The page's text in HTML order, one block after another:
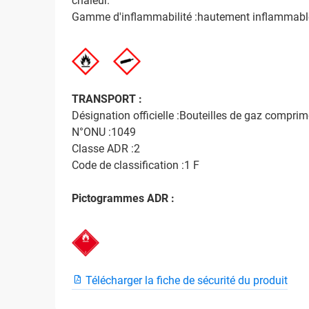
Gamme d'inflammabilité :hautement
TRANSPORT :
Désignation officielle :Bouteilles de gaz
N°ONU :1049
Classe ADR :2
Code de classification :1 F
Pictogrammes ADR :
Télécharger la fiche de sécurité du produit